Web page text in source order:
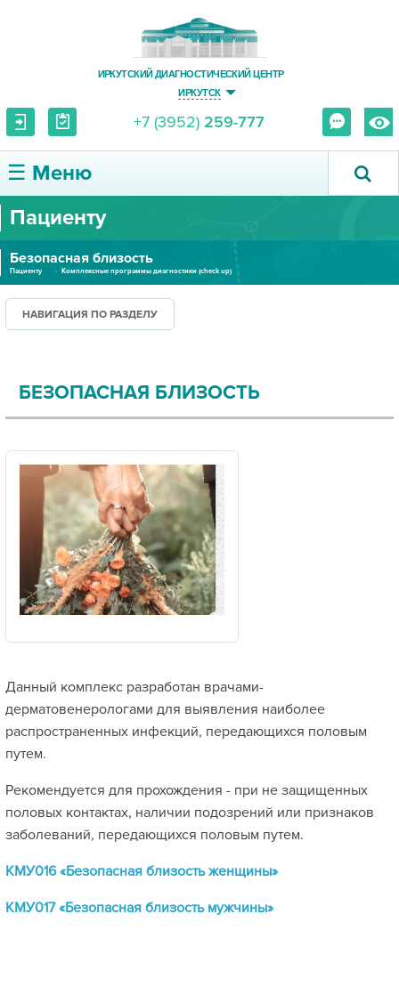
ИРКУТСКИЙ ДИАГНОСТИЧЕСКИЙ ЦЕНТР
ИРКУТСК
+7 (3952) 259-777
☰ Меню
О ЦЕНТРЕ
УСЛУГИ И ЦЕНЫ
ПАЦИЕНТУ
ПРАВОВАЯ ИНФОРМАЦИЯ
Пациенту
Безопасная близость
Пациенту Комплексные программы диагностики (check up)
НАВИГАЦИЯ ПО РАЗДЕЛУ
БЕЗОПАСНАЯ БЛИЗОСТЬ
Данный комплекс разработан врачами-
дерматовенерологами для выявления наиболее
распространенных инфекций, передающихся половым
путем.
Рекомендуется для прохождения - при не защищенных
половых контактах, наличии подозрений или признаков
заболеваний, передающихся половым путем.
КМУ016 «Безопасная близость женщины»
КМУ017 «Безопасная близость мужчины»